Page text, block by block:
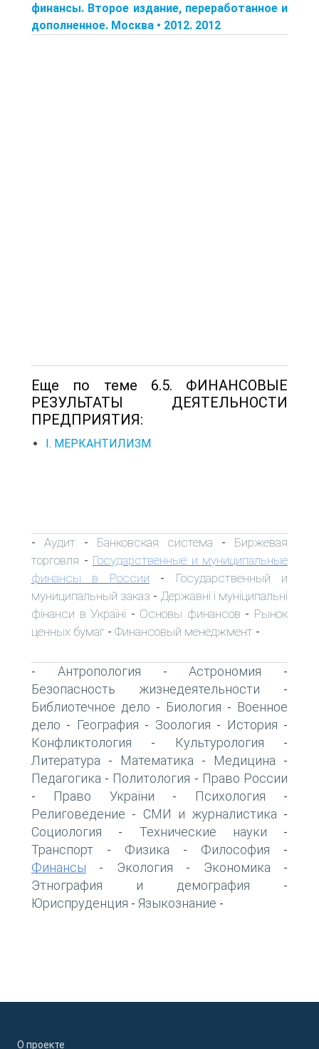
финансы. Второе издание, переработанное и
дополненное. Москва • 2012. 2012
Еще по теме 6.5. ФИНАНСОВЫЕ
РЕЗУЛЬТАТЫ ДЕЯТЕЛЬНОСТИ
ПРЕДПРИЯТИЯ:
I. МЕРКАНТИЛИЗМ
- Аудит - Банковская система - Биржевая
торговля - Государственные и муниципальные
финансы в России - Государственный и
муниципальный заказ - Державні і муніципальні
фінанси в Україні - Основы финансов - Рынок
ценных бумаг - Финансовый менеджмент -
- Антропология -Астрономия -
Безопасность жизнедеятельности -
Библиотечное дело - Биология - Военное
дело - География - Зоология - История -
Конфликтология - Культурология -
Литература - Математика - Медицина -
Педагогика - Политология - Право России
- Право України - Психология -
Религоведение - СМИ и журналистика -
Социология - Технические науки -
Транспорт - Физика - Философия -
Финансы - Экология - Экономика -
Этнография и демография -
Юриспруденция - Языкознание -
О проекте